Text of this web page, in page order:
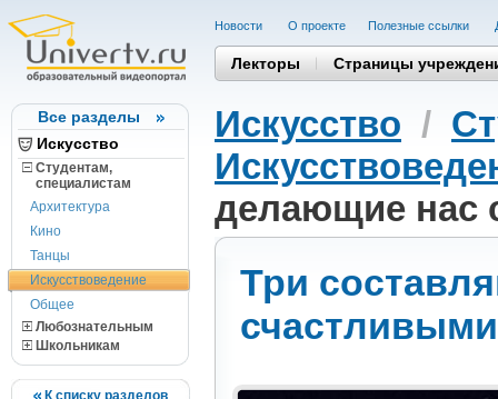
Все разделы
Искусство
Студентам,
cпециалистам
Архитектура
Кино
Танцы
Искусствоведение
Общее
Любознательным
Школьникам
К списку разделов
Новости О проекте Полезные cсылки
Лекторы Страницы
Искусство /
делающие нас
Три
счастливыми